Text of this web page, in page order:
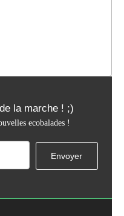
la marche ! ;)
ecobalades !